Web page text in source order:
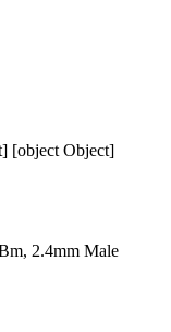
[object Object]
2.4mm Male